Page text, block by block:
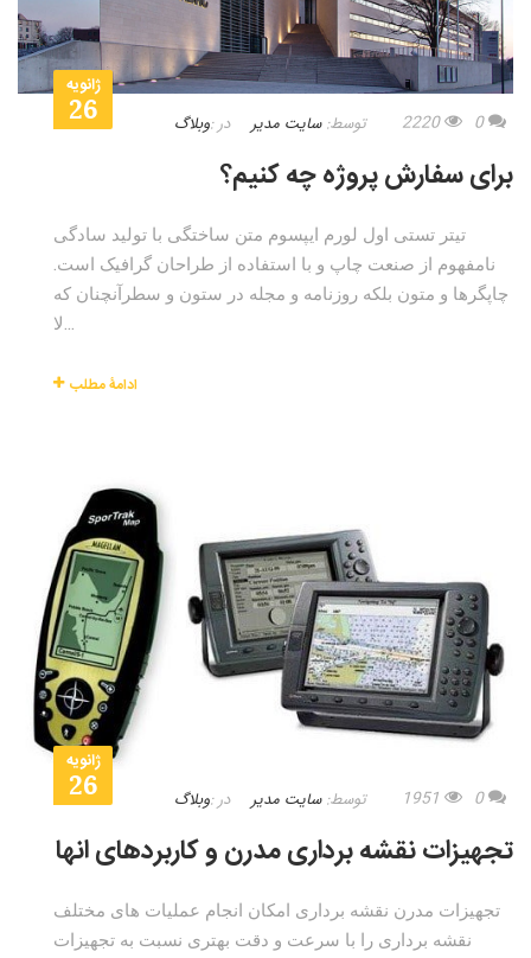
ژانویه
26 در :وبلاگ توسط:سایت مدیر 0
2220
برای سفارش پروژه چه کنیم؟
تیتر تستی اول لورم ایپسوم متن ساختگی با تولید سادگی
نامفهوم از صنعت چاپ و با استفاده از طراحان گرافیک است.
چاپگرها و متون بلکه روزنامه و مجله در ستون و سطرآنچنان که
لا...
ادامۀ مطلب
ژانویه
26 در :وبلاگ توسط:سایت مدیر 0
تجهیزات نقشه برداری مدرن و کاربردهای انها
تجهیزات مدرن نقشه برداری امکان انجام عملیات های مختلف
نقشه برداری را با سرعت و دقت بهتری نسبت به تجهیزات